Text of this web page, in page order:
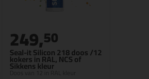
Seal-it Silicon 218 doos /12
kokers in RAL, NCS of
Sikkens kleur
Doos van 12 in RAL kleur
249,50